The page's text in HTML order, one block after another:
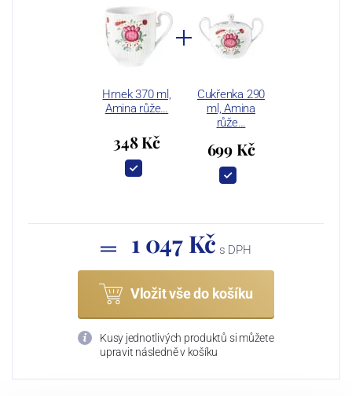
Hrnek 370 ml,
Amina růže…
348 Kč
Cukřenka 290
ml, Amina
růže…
699 Kč
1 047 Kč s DPH
Vložit vše do košíku
Kusy jednotlivých produktů si můžete
upravit následně v košíku